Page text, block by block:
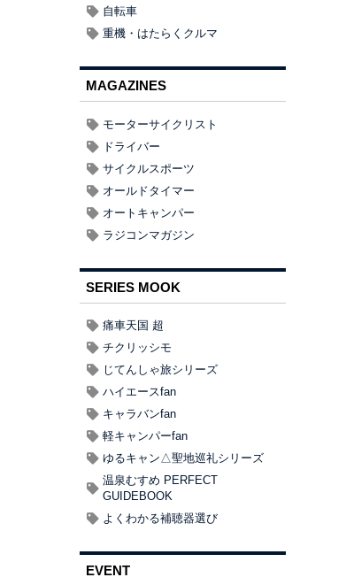
自転車
重機・はたらくクルマ
MAGAZINES
モーターサイクリスト
ドライバー
サイクルスポーツ
オールドタイマー
オートキャンパー
ラジコンマガジン
SERIES MOOK
痛車天国 超
チクリッシモ
じてんしゃ旅シリーズ
ハイエースfan
キャラバンfan
軽キャンパーfan
ゆるキャン△聖地巡礼シリーズ
温泉むすめ PERFECT
GUIDEBOOK
よくわかる補聴器選び
EVENT